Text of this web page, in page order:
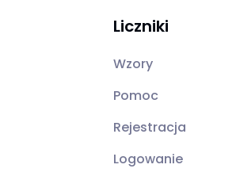
Liczniki
Wzory
Pomoc
Rejestracja
Logowanie